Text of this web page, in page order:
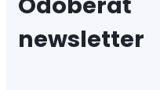
newsletter